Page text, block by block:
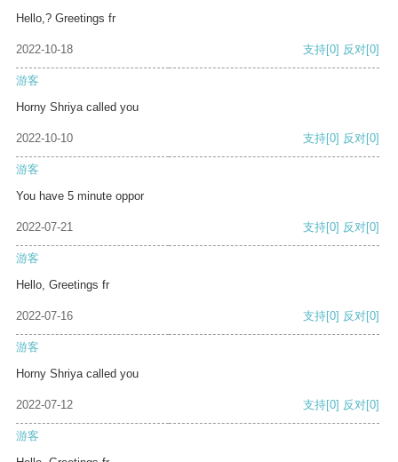
Hello,? Greetings fr
2022-10-18 支持[0] 反对[0]
游客
Horny Shriya called you
2022-10-10 支持[0] 反对[0]
游客
You have 5 minute oppor
2022-07-21 支持[0] 反对[0]
游客
Hello, Greetings fr
2022-07-16 支持[0] 反对[0]
游客
Horny Shriya called you
2022-07-12 支持[0] 反对[0]
游客